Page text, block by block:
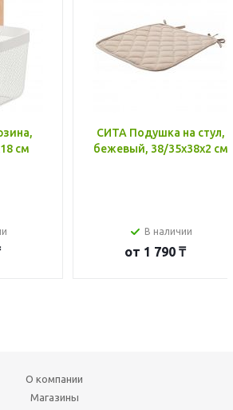
см
СИТА Подушка на стул,
бежевый, 38/35x38x2 см
В наличии
от 1 790 ₸
О компании
Магазины